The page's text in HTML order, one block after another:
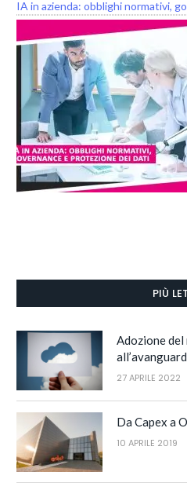
IA in azienda: obblighi normativi,
PIÙ
Adozione del
27 APRILE 2022
Da Capex a
10 APRILE 2019